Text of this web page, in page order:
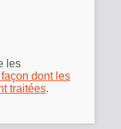
les
dont les
traitées.